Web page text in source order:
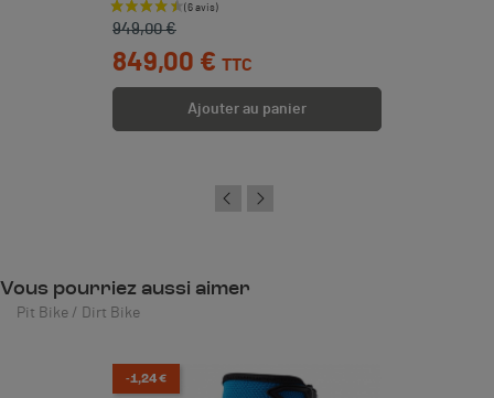
Prix de base
949,00 €
Prix
849,00 € TTC
Ajouter au panier
Vous pourriez aussi aimer
Pit Bike / Dirt Bike
-1,24 €